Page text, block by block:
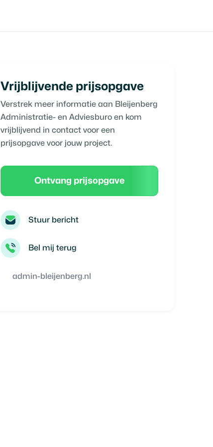
Vrijblijvende prijsopgave
Verstrek meer informatie aan Bleijenberg
Administratie- en Adviesburoen kom
vrijblijvend in contact voor een
prijsopgave voor jouw project.
Ontvang prijsopgave
Stuur bericht
Bel mij terug
admin-bleijenberg.nl